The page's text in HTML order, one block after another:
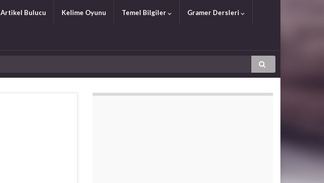
Artikel Bulucu Kelime Oyunu Temel Bilgiler Gramer Dersleri